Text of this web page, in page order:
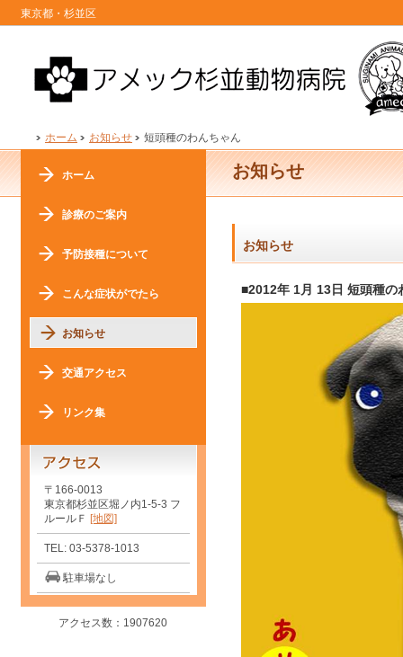
東京都・杉並区
ホーム お知らせ 短頭種のわんちゃん
お知らせ
お知らせ
■2012年 1月 13日 短頭種の
ホーム
診療のご案内
予防接種について
こんな症状がでたら
お知らせ
交通アクセス
リンク集
〒166-0013
東京都杉並区堀ノ内1-5-3 フ
ルールＦ [地図]
TEL: 03-5378-1013
駐車場なし
アクセス数：1907620